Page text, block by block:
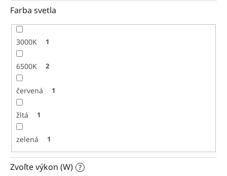
Farba svetla
3000K 1
6500K 2
červená 1
žltá 1
zelená 1
Zvoľte výkon (W) ?